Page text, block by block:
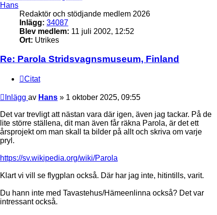
Hans
Redaktör och stödjande medlem 2026
Inlägg: 34087
Blev medlem: 11 juli 2002, 12:52
Ort: Utrikes
Re: Parola Stridsvagnsmuseum, Finland
Citat
Inlägg av Hans » 1 oktober 2025, 09:55
Det var trevligt att nästan vara där igen, även jag tackar. På de
lite större ställena, dit man även får räkna Parola, är det ett
årsprojekt om man skall ta bilder på allt och skriva om varje
pryl.
https://sv.wikipedia.org/wiki/Parola
Klart vi vill se flygplan också. Där har jag inte, hitintills, varit.
Du hann inte med Tavastehus/Hämeenlinna också? Det var
intressant också.